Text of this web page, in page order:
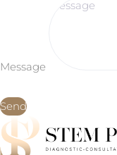
Message
Send